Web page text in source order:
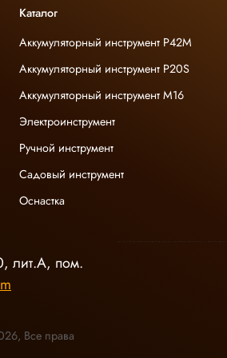
Каталог
Аккумуляторный инструмент P42M
Аккумуляторный инструмент P20S
Аккумуляторный инструмент M16
Электроинструмент
Ручной инструмент
Садовый инструмент
Оснастка
лит.А, пом.
Все права